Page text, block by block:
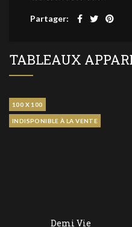
Partager
TABLEAUX
100 X 100
INDISPONIBLE À LA VENTE
Demi Vie